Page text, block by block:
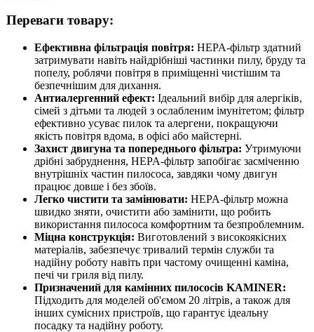
Переваги товару:
Ефективна фільтрація повітря: HEPA-фільтр здатний
затримувати навіть найдрібніші частинки пилу, бруду та
попелу, роблячи повітря в приміщенні чистішим та
безпечнішим для дихання.
Антиалергенний ефект: Ідеальний вибір для алергіків,
сімей з дітьми та людей з ослабленим імунітетом; фільтр
ефективно усуває пилок та алергени, покращуючи
якість повітря вдома, в офісі або майстерні.
Захист двигуна та попереднього фільтра: Утримуючи
дрібні забруднення, HEPA-фільтр запобігає засміченню
внутрішніх частин пилососа, завдяки чому двигун
працює довше і без збоїв.
Легко чистити та замінювати: HEPA-фільтр можна
швидко зняти, очистити або замінити, що робить
використання пилососа комфортним та безпроблемним.
Міцна конструкція: Виготовлений з високоякісних
матеріалів, забезпечує тривалий термін служби та
надійну роботу навіть при частому очищенні каміна,
печі чи гриля від пилу.
Призначений для камінних пилососів KAMINER:
Підходить для моделей об'ємом 20 літрів, а також для
інших сумісних пристроїв, що гарантує ідеальну
посадку та надійну роботу.